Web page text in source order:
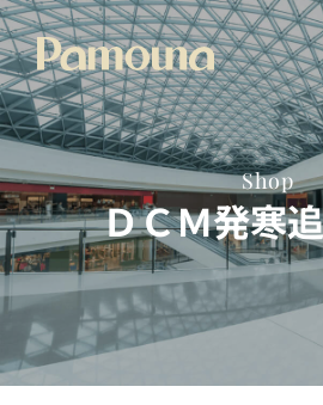
Shop
ＤＣＭ発寒